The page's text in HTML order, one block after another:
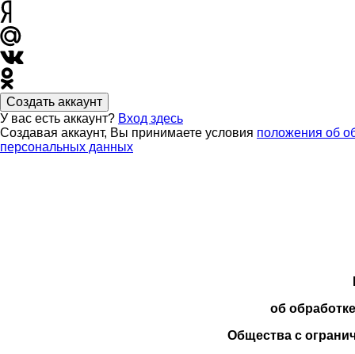
Создать аккаунт
У вас есть аккаунт? Вход здесь
Создавая аккаунт, Вы принимаете условия положения об
персональных данных
об
Общества с